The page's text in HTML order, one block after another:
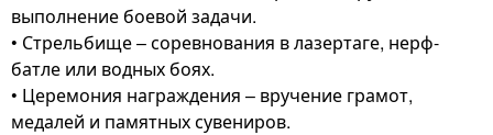
выполнение боевой задачи.
• Стрельбище – соревнования в лазертаге, нерф-
батле или водных боях.
• Церемония награждения – вручение грамот,
медалей и памятных сувениров.